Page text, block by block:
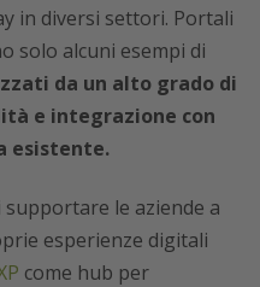
in diversi settori. Portali
solo alcuni esempi di
da un alto grado di
e integrazione con
esistente.
le aziende a
esperienze digitali
come hub per